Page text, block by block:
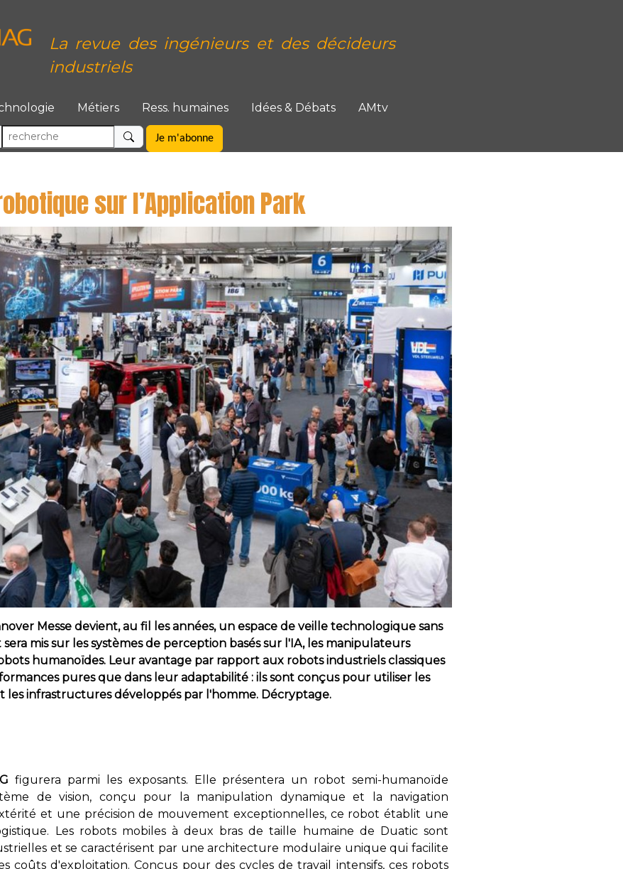
La revue des ingénieurs et des décideurs
industriels
Métiers Ress. humaines Idées & Débats AMtv
Je m'abonne
sur l’Application Park
Messe devient, au fil les années, un espace de veille technologique sans
mis sur les systèmes de perception basés sur l'IA, les manipulateurs
humanoïdes. Leur avantage par rapport aux robots industriels classiques
pures que dans leur adaptabilité : ils sont conçus pour utiliser les
les infrastructures développés par l'homme. Décryptage.
figurera parmi les exposants. Elle présentera un robot semi-humanoïde
de vision, conçu pour la manipulation dynamique et la navigation
et une précision de mouvement exceptionnelles, ce robot établit une
Les robots mobiles à deux bras de taille humaine de Duatic sont
et se caractérisent par une architecture modulaire unique qui facilite
coûts d'exploitation. Conçus pour des cycles de travail intensifs, ces robots